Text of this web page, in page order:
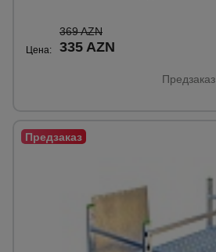
Цена:
369 AZN
335 AZN
Предзаказ